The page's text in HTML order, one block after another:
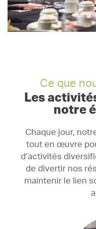
Ce que
Les
notre
Chaque jour,
tout en œuvre
d’activités
de divertir nos
maintenir le lien